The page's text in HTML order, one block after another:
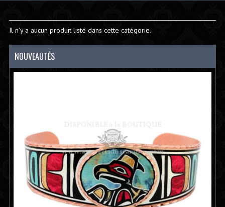
Il n'y a aucun produit listé dans cette catégorie.
NOUVEAUTÉS